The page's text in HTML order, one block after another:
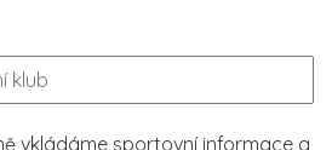
vkládáme sportovní informace a